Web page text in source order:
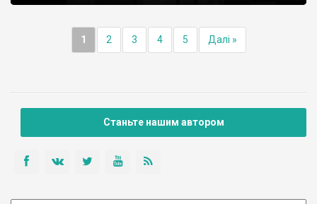
1 2 3 4 5 Далі »
Станьте нашим автором